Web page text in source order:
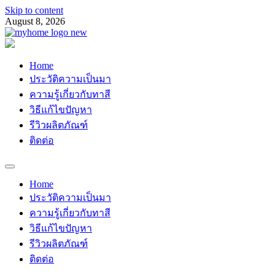
Skip to content
August 8, 2026
Home
ประวัติความเป็นมา
ความรู้เกี่ยวกับทาสี
วิธีแก้ไขปัญหา
รีวิวผลิตภัณฑ์
ติดต่อ
Home
ประวัติความเป็นมา
ความรู้เกี่ยวกับทาสี
วิธีแก้ไขปัญหา
รีวิวผลิตภัณฑ์
ติดต่อ